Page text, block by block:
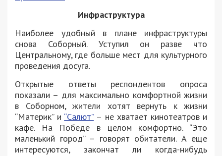
Инфраструктура
Наиболее удобный в плане инфраструктуры
снова Соборный. Уступил он разве что
Центральному, где больше мест для культурного
проведения досуга.
Открытые ответы респондентов опроса
показали – для максимально комфортной жизни
в Соборном, жители хотят вернуть к жизни
“Материк” и “Салют”– не хватает кинотеатров и
кафе. На Победе в целом комфортно. “Это
маленький город” – говорят обитатели. А еще
интересуются, закончат ли когда-нибудь